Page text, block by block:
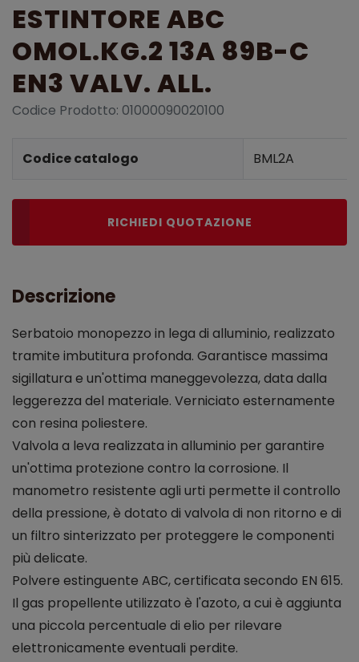
ESTINTORE ABC
OMOL.KG.2 13A 89B-C
EN3 VALV. ALL.
Codice Prodotto: 01000090020100
Codice catalogo BML2A
RICHIEDI QUOTAZIONE
Descrizione
Serbatoio monopezzo in lega di alluminio, realizzato
tramite imbutitura profonda. Garantisce massima
sigillatura e un'ottima maneggevolezza, data dalla
leggerezza del materiale. Verniciato esternamente
con resina poliestere.
Valvola a leva realizzata in alluminio per garantire
un'ottima protezione contro la corrosione. Il
manometro resistente agli urti permette il controllo
della pressione, è dotato di valvola di non ritorno e di
un filtro sinterizzato per proteggere le componenti
più delicate.
Polvere estinguente ABC, certificata secondo EN 615.
Il gas propellente utilizzato è l'azoto, a cui è aggiunta
una piccola percentuale di elio per rilevare
elettronicamente eventuali perdite.